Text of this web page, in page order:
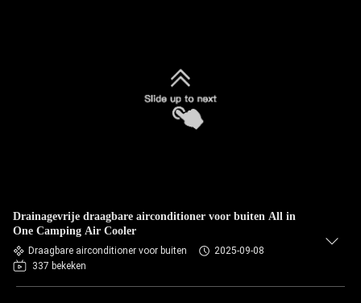
Drainagevrije draagbare airconditioner voor buiten All in
One Camping Air Cooler
Draagbare airconditioner voor buiten
2025-09-08
337 bekeken